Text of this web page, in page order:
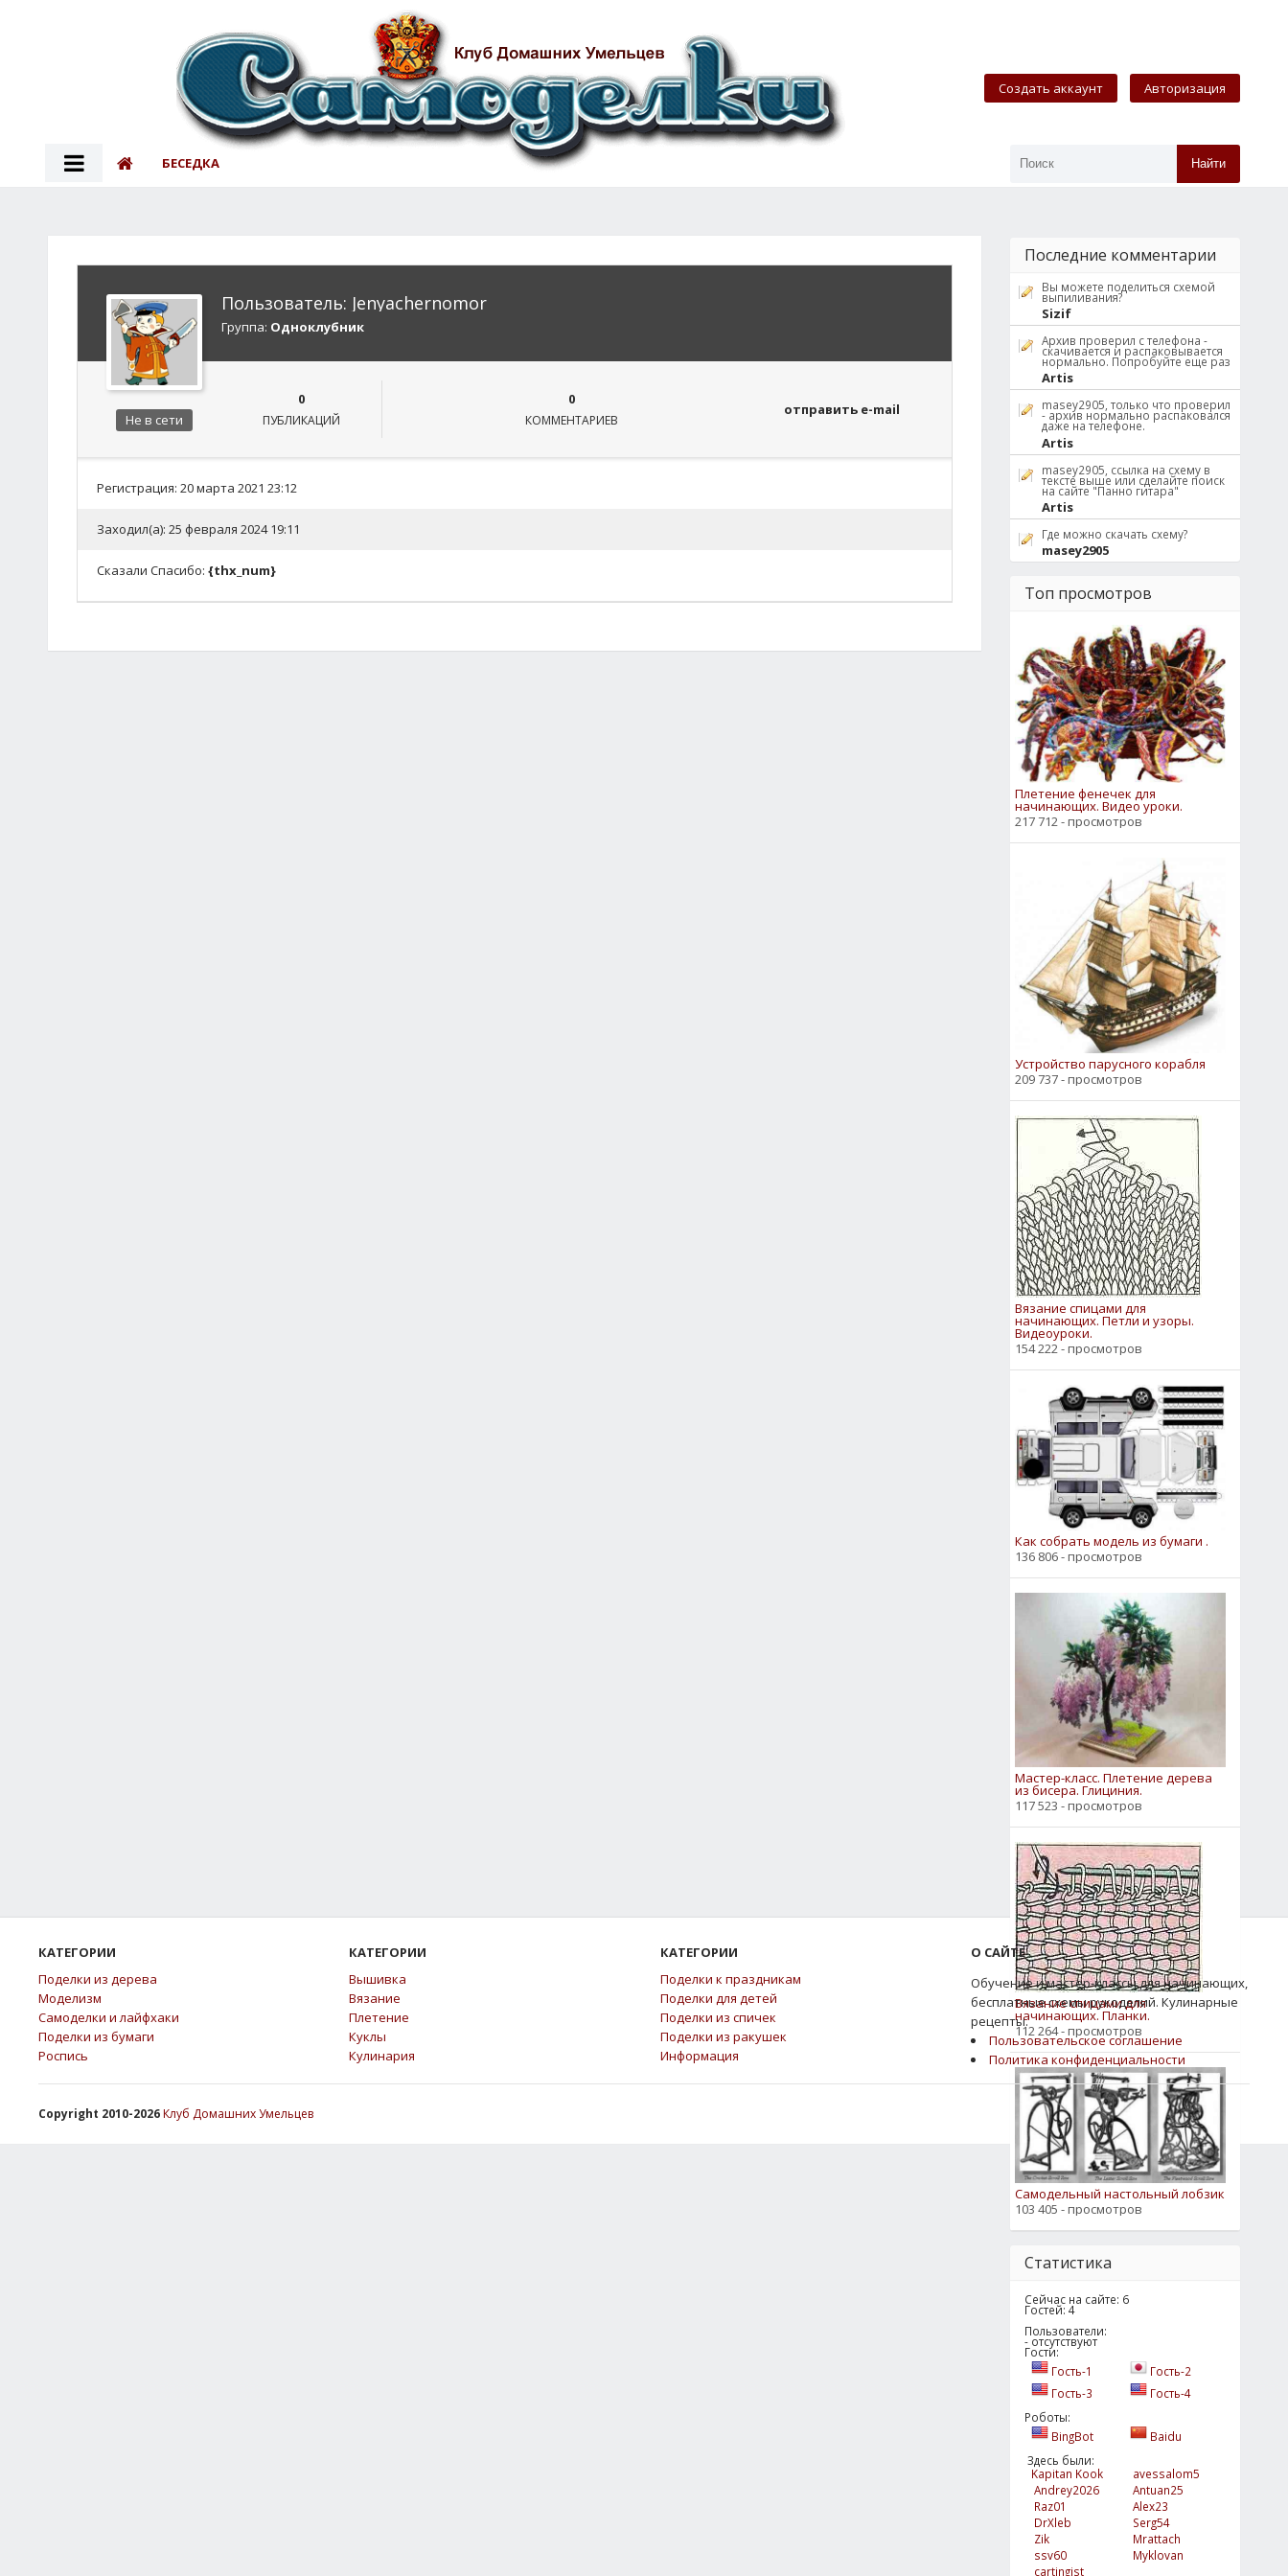
Создать аккаунт Авторизация
БЕСЕДКА Найти
Пользователь: Jenyachernomor
Группа: Одноклубник
Не в сети
0
ПУБЛИКАЦИЙ
0
КОММЕНТАРИЕВ
отправить e-mail
Регистрация: 20 марта 2021 23:12
Заходил(а): 25 февраля 2024 19:11
Сказали Спасибо: {thx_num}
Последние комментарии
Вы можете поделиться схемой
выпиливания?
Sizif
Архив проверил с телефона -
скачивается и распаковывается
нормально. Попробуйте еще раз
Artis
masey2905, только что проверил
- архив нормально распаковался
даже на телефоне.
Artis
masey2905, ссылка на схему в
тексте выше или сделайте поиск
на сайте "Панно гитара"
Artis
Где можно скачать схему?
masey2905
Топ просмотров
Плетение фенечек для
начинающих. Видео уроки.
217 712 - просмотров
Устройство парусного корабля
209 737 - просмотров
Вязание спицами для
начинающих. Петли и узоры.
Видеоуроки.
154 222 - просмотров
Как собрать модель из бумаги .
136 806 - просмотров
Мастер-класс. Плетение дерева
из бисера. Глициния.
117 523 - просмотров
Вязание спицами для
начинающих. Планки.
112 264 - просмотров
Самодельный настольный лобзик
103 405 - просмотров
Статистика
Сейчас на сайте: 6
Гостей: 4
Пользователи:
- отсутствуют
Гости:
Гость-1
Гость-2
Гость-3
Гость-4
Роботы:
BingBot
Baidu
Здесь были:
Kapitan Kook
avessalom5
Andrey2026
Antuan25
Raz01
Alex23
DrXleb
Serg54
Zik
Mrattach
ssv60
Myklovan
cartingist
КАТЕГОРИИ
Поделки из дерева
Моделизм
Самоделки и лайфхаки
Поделки из бумаги
Роспись
КАТЕГОРИИ
Вышивка
Вязание
Плетение
Куклы
Кулинария
КАТЕГОРИИ
Поделки к праздникам
Поделки для детей
Поделки из спичек
Поделки из ракушек
Информация
О САЙТЕ
Обучение и мастер-классы для начинающих,
бесплатные схемы рукоделий. Кулинарные
рецепты.
Пользовательское соглашение
Политика конфиденциальности
Copyright 2010-2026Клуб Домашних Умельцев